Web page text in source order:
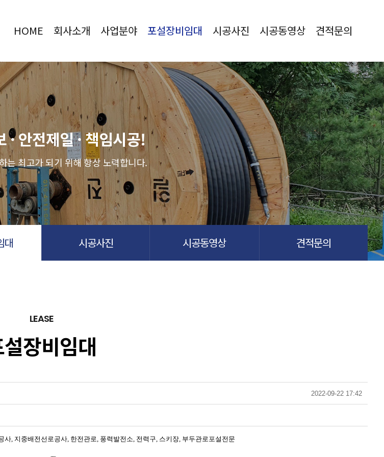
HOME 회사소개 사업분야 포설장비임대 시공사진 시공동영상 견적문의
· 안전제일 · 책임시공!
는 최고가 되기 위해 항상 노력합니다.
대 시공사진 시공동영상 견적문의
LEASE
장비임대
2022-09-22 17:42
사, 지중배전선로공사, 한전관로, 풍력발전소, 전력구, 스키장, 부두관로포설전문